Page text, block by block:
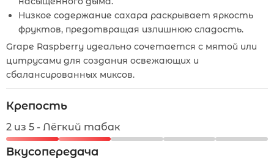
Низкое содержание сахара раскрывает яркость
фруктов, предотвращая излишнюю сладость.
Grape Raspberry идеально сочетается с мятой или
цитрусами для создания освежающих и
сбалансированных миксов.
Крепость
2 из 5 - Лёгкий табак
Вкусопередача